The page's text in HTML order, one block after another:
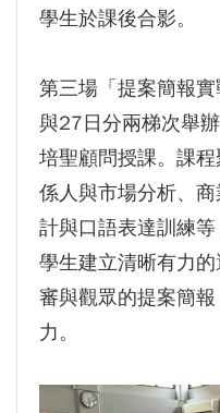
學生於課後合影。
第三場「提案簡報
與27日分兩梯次舉
培聖顧問授課。課
係人與市場分析、
計與口語表達訓練
學生建立清晰有力
審與觀眾的提案簡
力。